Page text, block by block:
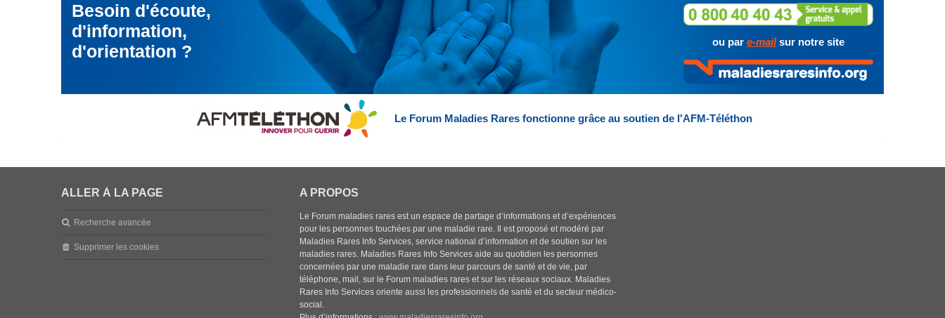
Besoin d'écoute,
d'information,
d'orientation ?
ou par e-mailsur notre site
Le Forum Maladies Rares fonctionne grâce au soutien de l'AFM-Téléthon
ALLER À LA PAGE
Recherche avancée
Supprimer les cookies
A PROPOS
Le Forum maladies rares est un espace de partage d’informations et d’expériences
pour les personnes touchées par une maladie rare. Il est proposé et modéré par
Maladies Rares Info Services, service national d’information et de soutien sur les
maladies rares. Maladies Rares Info Services aide au quotidien les personnes
concernées par une maladie rare dans leur parcours de santé et de vie, par
téléphone, mail, sur le Forum maladies rares et sur les réseaux sociaux. Maladies
Rares Info Services oriente aussi les professionnels de santé et du secteur médico-
social.